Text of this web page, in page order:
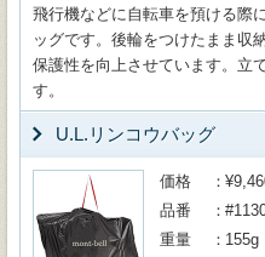
飛行機などに自転車を預ける際
ッグです。後輪をつけたまま収
保護性を向上させています。立
す。
U.L.リンコウバッグ
価格
品番
重量
155g